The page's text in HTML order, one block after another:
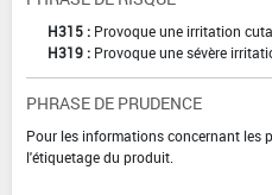
H315 : Provoque une irritation
H319 : Provoque une sévère
PHRASE DE PRUDENCE
Pour les informations concernant les
l'étiquetage du produit.